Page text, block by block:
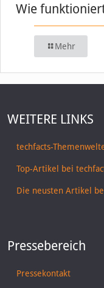
Wie
Mehr
WEITERE LINKS
techfacts-
Top-Artikel bei
Die neusten Artikel
Pressebereich
Pressekontakt